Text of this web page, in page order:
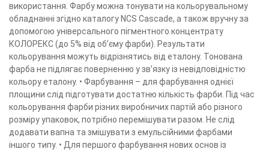
використання. Фарбу можна тонувати на кольорувальному
обладнанні згідно каталогу NCS Cascade, а також вручну за
допомогою універсального пігментного концентрату
КОЛОРЕКС (до 5% від об’єму фарби). Результати
кольорування можуть відрізнятись від еталону. Тонована
фарба не підлягає поверненню у зв’язку із невідповідністю
кольору еталону. • Фарбування – для фарбування однієї
площини слід підготувати достатню кількість фарби. Під час
кольорування фарби різних виробничих партій або різного
розміру упаковок, потрібно перемішувати разом. Не слід
додавати вапна та змішувати з емульсійними фарбами
іншого типу. • Для першого фарбування нових основ із